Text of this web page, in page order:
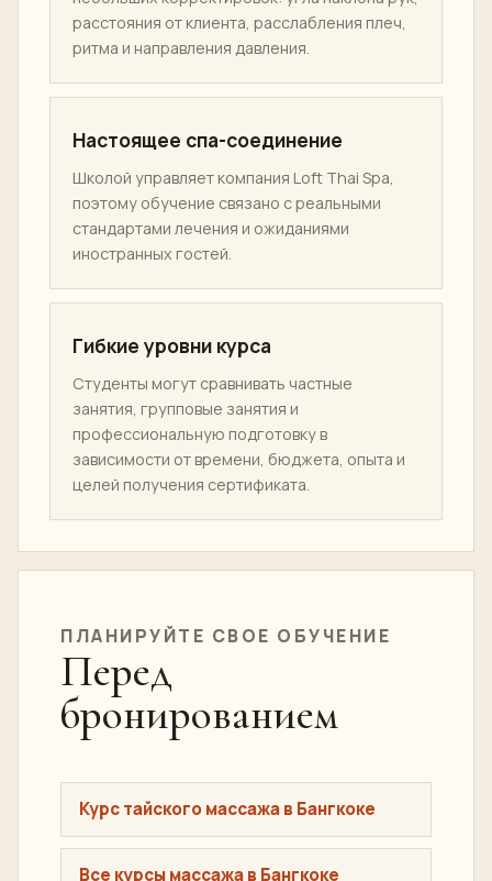
Обучение в Бангкоке помогает студентам
понять тайский массаж как культуру, работу
с телом, заботу о клиентах и практическое
обучение здоровью, а не изолированную
Прямая обратная связь с
инструктором
Качество массажа меняется за счет
небольших корректировок: угла наклона рук,
ритма и направления давления.
Настоящее спа-соединение
Школой управляет компания Loft Thai Spa,
поэтому обучение связано с реальными
стандартами лечения и ожиданиями
иностранных гостей.
Гибкие уровни курса
Студенты могут сравнивать частные
занятия, групповые занятия и
профессиональную подготовку в
целей получения сертификата.